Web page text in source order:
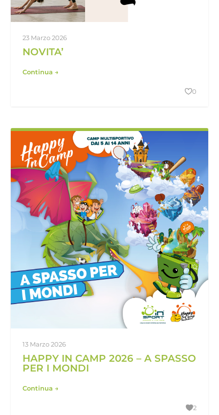
23 Marzo 2026
NOVITA’
Continua →
0
13 Marzo 2026
HAPPY IN CAMP 2026 – A SPASSO
PER I MONDI
Continua →
2